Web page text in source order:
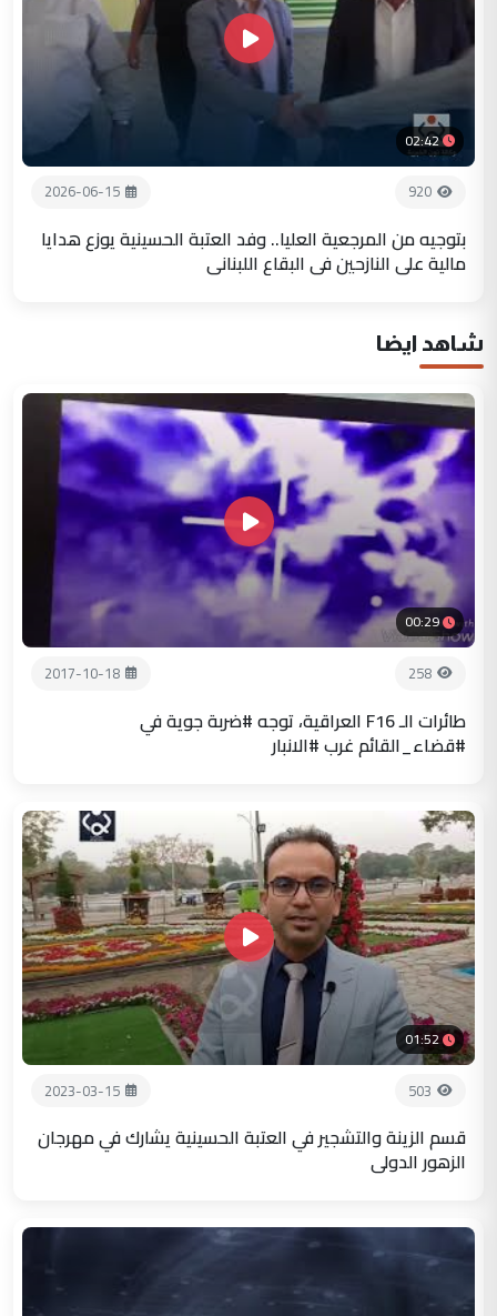
02:42
920
2026-06-15
بتوجيه من المرجعية العليا.. وفد العتبة الحسينية يوزع هدايا
مالية على النازحين في البقاع اللبناني
شاهد ايضا
00:29
258
2017-10-18
طائرات الـ F16 العراقية، توجه #ضربة جوية في
#قضاء_القائم غرب #الانبار
01:52
503
2023-03-15
قسم الزينة والتشجير في العتبة الحسينية يشارك في مهرجان
الزهور الدولي